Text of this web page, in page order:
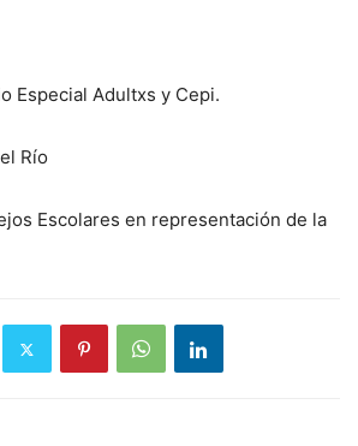
Especial Adultxs y Cepi.
Río
Escolares en representación de la